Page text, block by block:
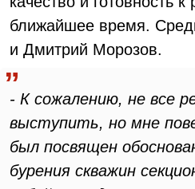
ближайшее время.
и Дмитрий Морозов.
- К сожалению, не все
выступить, но мне
был посвящен
бурения скважин